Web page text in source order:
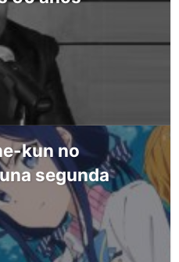
kun no
segunda